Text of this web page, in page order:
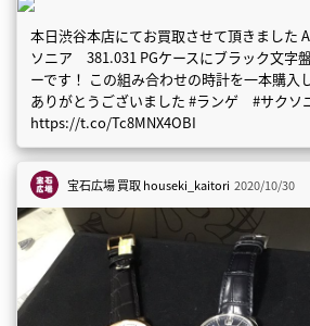
本日渋谷本店にてお買取させて頂きました
ソニア 381.031 PGケースにブラック文字
ーです！ この組み合わせの時計を一本購入
ありがとうございました #ランゲ #サク
https://t.co/Tc8MNX4OBI
宝石広場 買取houseki_kaitori 2020/10/30